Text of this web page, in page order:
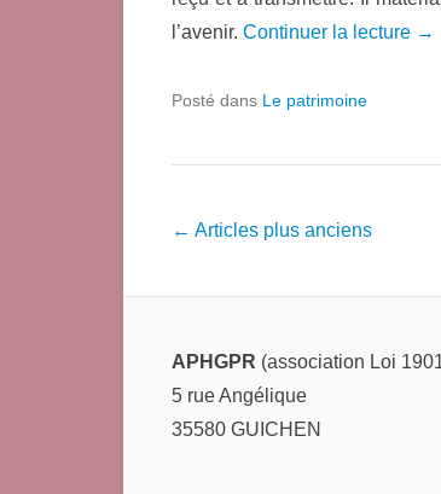
l’avenir. Continuer la lecture →
Posté dans Le patrimoine
Navigation
les
← Articles plus anciens
APHGPR (association Loi
5 rue Angélique
35580 GUICHEN